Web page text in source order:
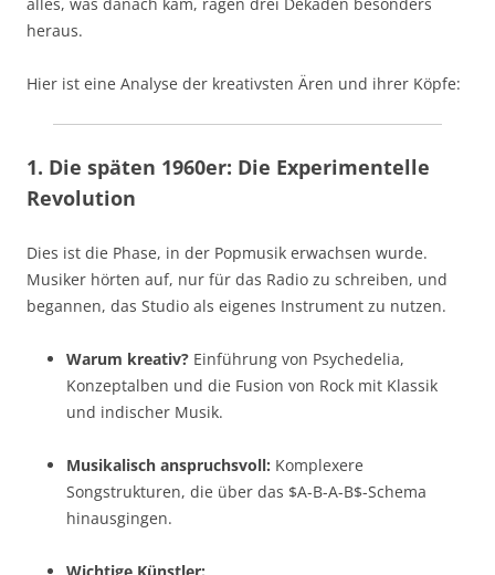
alles, was danach kam, ragen drei Dekaden besonders
heraus.
Hier ist eine Analyse der kreativsten Ären und ihrer Köpfe:
1. Die späten 1960er: Die Experimentelle
Revolution
Dies ist die Phase, in der Popmusik erwachsen wurde.
Musiker hörten auf, nur für das Radio zu schreiben, und
begannen, das Studio als eigenes Instrument zu nutzen.
Warum kreativ? Einführung von Psychedelia,
Konzeptalben und die Fusion von Rock mit Klassik
und indischer Musik.
Musikalisch anspruchsvoll: Komplexere
Songstrukturen, die über das $A-B-A-B$-Schema
hinausgingen.